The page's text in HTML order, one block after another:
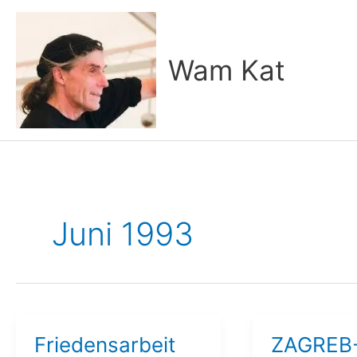
Zum
springen
Wam Kat
Juni 1993
Friedensarbeit